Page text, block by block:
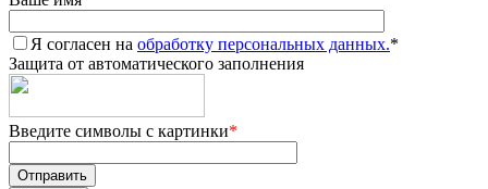
Я согласен на обработку персональных данных.*
Защита от автоматического заполнения
Введите символы с картинки*